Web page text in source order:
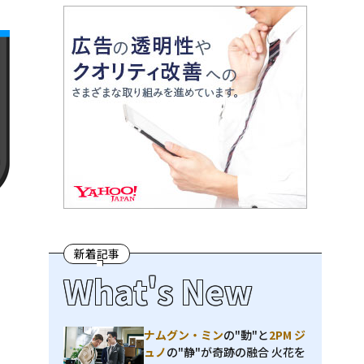
新着記事
What's New
ナムグン・ミンの"動"と2PM ジ
ュノの"静"が奇跡の融合 火花を